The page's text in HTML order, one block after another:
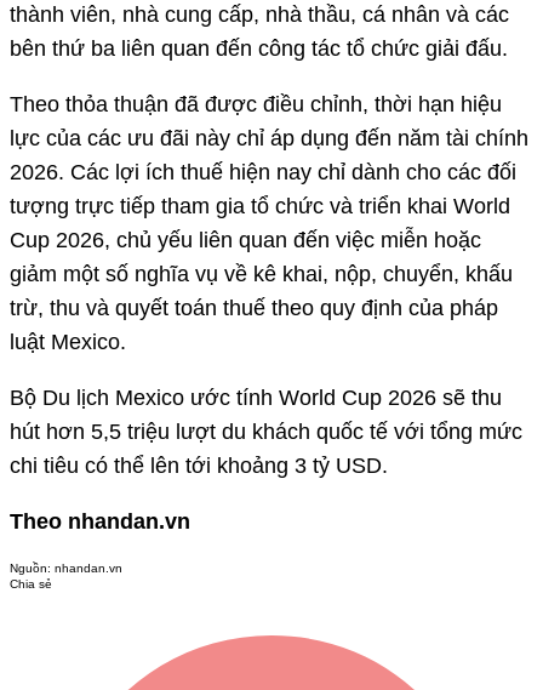
thành viên, nhà cung cấp, nhà thầu, cá nhân và các
bên thứ ba liên quan đến công tác tổ chức giải đấu.
Theo thỏa thuận đã được điều chỉnh, thời hạn hiệu
lực của các ưu đãi này chỉ áp dụng đến năm tài chính
2026. Các lợi ích thuế hiện nay chỉ dành cho các đối
tượng trực tiếp tham gia tổ chức và triển khai World
Cup 2026, chủ yếu liên quan đến việc miễn hoặc
giảm một số nghĩa vụ về kê khai, nộp, chuyển, khấu
trừ, thu và quyết toán thuế theo quy định của pháp
luật Mexico.
Bộ Du lịch Mexico ước tính World Cup 2026 sẽ thu
hút hơn 5,5 triệu lượt du khách quốc tế với tổng mức
chi tiêu có thể lên tới khoảng 3 tỷ USD.
Theo nhandan.vn
Nguồn: nhandan.vn
Chia sẻ